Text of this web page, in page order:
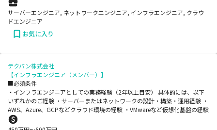
サーバーエンジニア, ネットワークエンジニア, インフラエンジニア, クラウ
ドエンジニア
お気に入り
テクバン株式会社
【インフラエンジニア（メンバー）】
■必須条件
・インフラエンジニアとしての実務経験（2年以上目安） 具体的には、以下
いずれかのご経験 ・サーバーまたはネットワークの設計・構築・運用経験 ・
AWS、Azure、GCPなどクラウド環境の経験 ・VMwareなど仮想化基盤の経験